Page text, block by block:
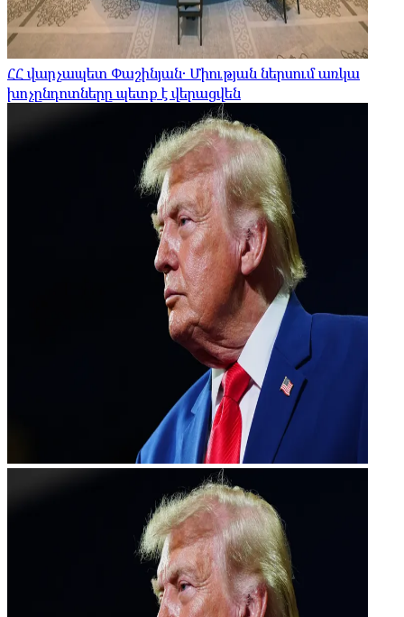
ՀՀ վարչապետ Փաշինյան․ Միության ներսում առկա
խոչընդոտները պետք է վերացվեն